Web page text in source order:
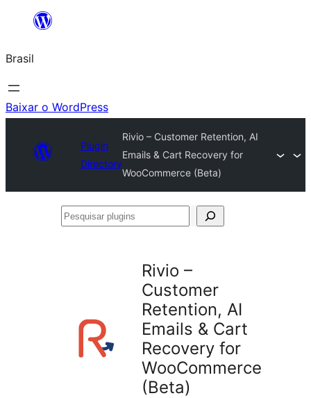
o
conteúdo
Brasil
Baixar o WordPress
Plugin
Directory
Rivio – Customer Retention, AI
Emails & Cart Recovery for
WooCommerce (Beta)
Pesquisar
Rivio –
Customer
Retention, AI
Emails & Cart
Recovery for
WooCommerce
(Beta)